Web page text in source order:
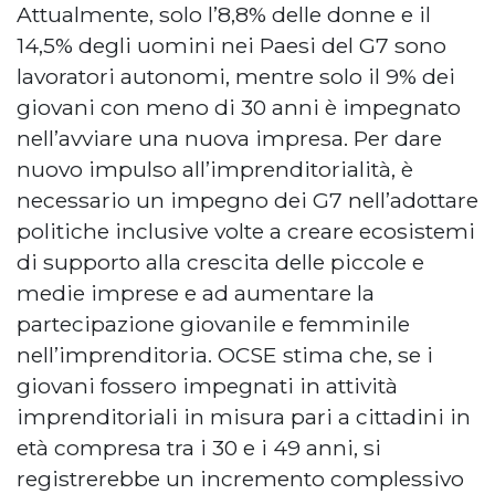
Attualmente, solo l’8,8% delle donne e il
14,5% degli uomini nei Paesi del G7 sono
lavoratori autonomi, mentre solo il 9% dei
giovani con meno di 30 anni è impegnato
nell’avviare una nuova impresa. Per dare
nuovo impulso all’imprenditorialità, è
necessario un impegno dei G7 nell’adottare
politiche inclusive volte a creare ecosistemi
di supporto alla crescita delle piccole e
medie imprese e ad aumentare la
partecipazione giovanile e femminile
nell’imprenditoria. OCSE stima che, se i
giovani fossero impegnati in attività
imprenditoriali in misura pari a cittadini in
età compresa tra i 30 e i 49 anni, si
registrerebbe un incremento complessivo